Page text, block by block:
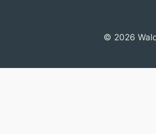
© 2026